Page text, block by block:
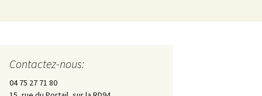
Les Pilles dans la presse
Contactez-nous:
04 75 27 71 80